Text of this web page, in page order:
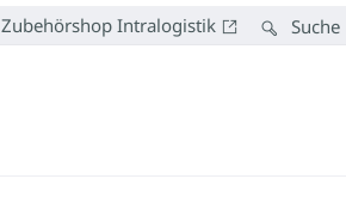
Suche
Zubehörshop Intralogistik